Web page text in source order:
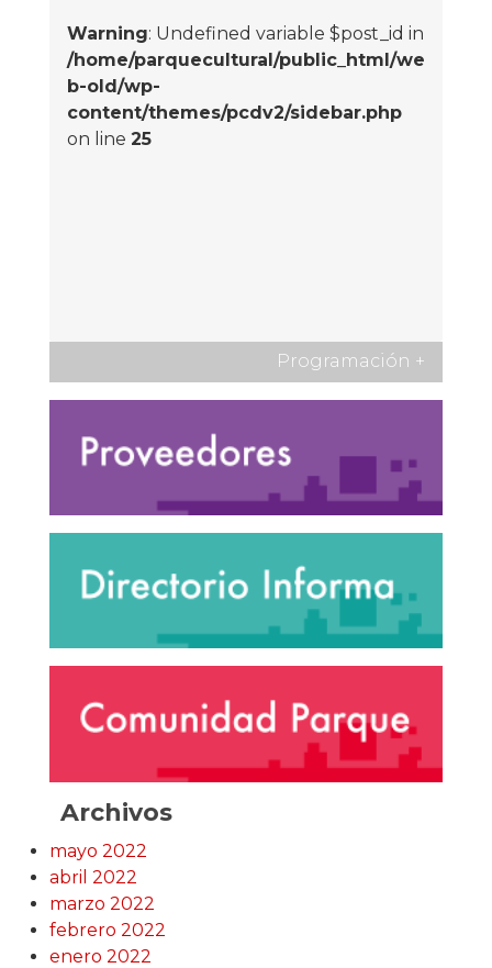
Warning: Undefined variable $post_id in
/home/parquecultural/public_html/we
b-old/wp-
content/themes/pcdv2/sidebar.php
on line 25
Programación +
Archivos
mayo 2022
abril 2022
marzo 2022
febrero 2022
enero 2022